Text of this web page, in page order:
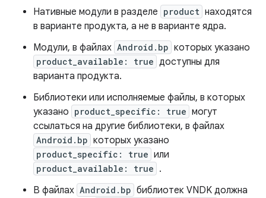
Нативные модули в разделе product находятся
в варианте продукта, а не в варианте ядра.
Модули, в файлах Android.bp которых указано
product_available: true доступны для
варианта продукта.
Библиотеки или исполняемые файлы, в которых
указано product_specific: true могут
ссылаться на другие библиотеки, в файлах
Android.bp которых указано
product_specific: true или
product_available: true .
В файлах Android.bp библиотек VNDK должна